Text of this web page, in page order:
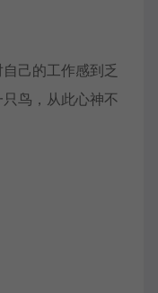
己的工作感到乏
鸟，从此心神不